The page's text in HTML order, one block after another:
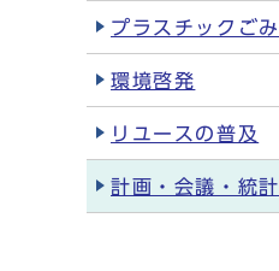
プラスチックごみ
環境啓発
リユースの普及
計画・会議・統計